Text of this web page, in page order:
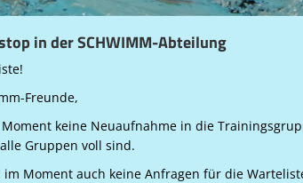
in der SCHWIMM-Abteilung
Freunde,
keine Neuaufnahme in die
Gruppen voll sind.
Moment auch keine Anfragen für die